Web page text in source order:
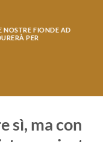
NOSTRE FIONDE AD
PER
sì, ma con